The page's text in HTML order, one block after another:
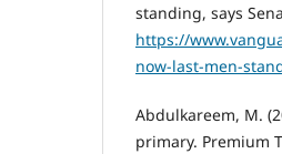
standing, says
https://
now-last-men-
Abdulkareem, M.
primary. Premium